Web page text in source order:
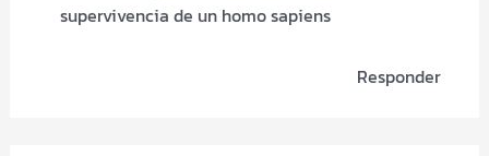
supervivencia de un homo sapiens
Responder